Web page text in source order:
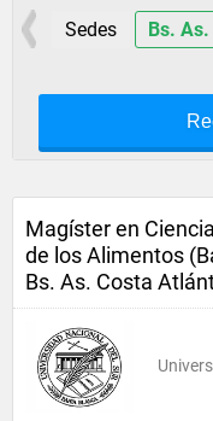
Sedes Bs.
Magíster en
de los Alimentos
Bs. As. Costa